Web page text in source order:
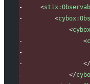
-
     <
-
         <
-
             <
-
                 <
-
-
                 </
-
             </